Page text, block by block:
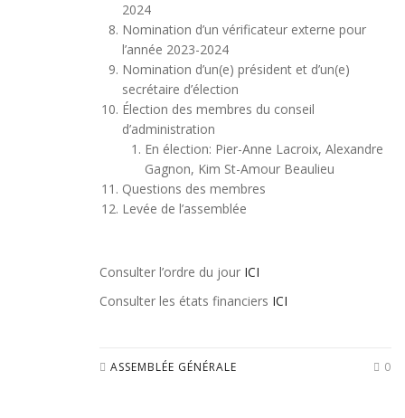
2024
Nomination d’un vérificateur externe pour
l’année 2023-2024
Nomination d’un(e) président et d’un(e)
secrétaire d’élection
Élection des membres du conseil
d’administration
En élection: Pier-Anne Lacroix, Alexandre
Gagnon, Kim St-Amour Beaulieu
Questions des membres
Levée de l’assemblée
Consulter l’ordre du jour ICI
Consulter les états financiers ICI
ASSEMBLÉE GÉNÉRALE 0